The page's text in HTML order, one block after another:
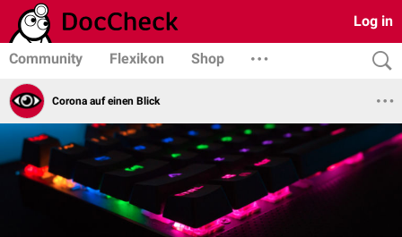
Log in
Community Flexikon Shop
Corona auf einen Blick